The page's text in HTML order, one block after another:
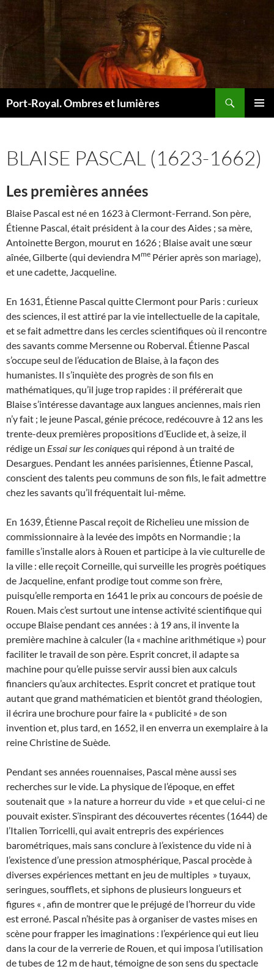
Port-Royal. Ombres et lumières
BLAISE PASCAL (1623-1662)
Les premières années
Blaise Pascal est né en 1623 à Clermont-Ferrand. Son père,
Étienne Pascal, était président à la cour des Aides ; sa mère,
Antoinette Bergon, mourut en 1626 ; Blaise avait une sœur
aînée, Gilberte (qui deviendra Mme Périer après son mariage),
et une cadette, Jacqueline.
En 1631, Étienne Pascal quitte Clermont pour Paris : curieux
des sciences, il est attiré par la vie intellectuelle de la capitale,
et se fait admettre dans les cercles scientifiques où il rencontre
des savants comme Mersenne ou Roberval. Étienne Pascal
s’occupe seul de l’éducation de Blaise, à la façon des
humanistes. Il s’inquiète des progrès de son fils en
mathématiques, qu’il juge trop rapides : il préférerait que
Blaise s’intéresse davantage aux langues anciennes, mais rien
n’y fait ; le jeune Pascal, génie précoce, redécouvre à 12 ans les
trente-deux premières propositions d’Euclide et, à seize, il
rédige un Essai sur les coniquesqui répond à un traité de
Desargues. Pendant les années parisiennes, Étienne Pascal,
conscient des talents peu communs de son fils, le fait admettre
chez les savants qu’il fréquentait lui-même.
En 1639, Étienne Pascal reçoit de Richelieu une mission de
commissionnaire à la levée des impôts en Normandie ; la
famille s’installe alors à Rouen et participe à la vie culturelle de
la ville : elle reçoit Corneille, qui surveille les progrès poétiques
de Jacqueline, enfant prodige tout comme son frère,
puisqu’elle remporta en 1641 le prix au concours de poésie de
Rouen. Mais c’est surtout une intense activité scientifique qui
occupe Blaise pendant ces années : à 19 ans, il invente la
première machine à calculer (la « machine arithmétique ») pour
faciliter le travail de son père. Esprit concret, il adapte sa
machine pour qu’elle puisse servir aussi bien aux calculs
financiers qu’aux architectes. Esprit concret et pratique tout
autant que grand mathématicien et bientôt grand théologien,
il écrira une brochure pour faire la « publicité » de son
invention et, plus tard, en 1652, il en enverra un exemplaire à la
reine Christine de Suède.
Pendant ses années rouennaises, Pascal mène aussi ses
recherches sur le vide. La physique de l’époque, en effet
soutenait que » la nature a horreur du vide » et que celui-ci ne
pouvait exister. S’inspirant des découvertes récentes (1644) de
l’Italien Torricelli, qui avait entrepris des expériences
barométriques, mais sans conclure à l’existence du vide ni à
l’existence d’une pression atmosphérique, Pascal procède à
diverses expériences mettant en jeu de multiples » tuyaux,
seringues, soufflets, et siphons de plusieurs longueurs et
figures « , afin de montrer que le préjugé de l’horreur du vide
est erroné. Pascal n’hésite pas à organiser de vastes mises en
scène pour frapper les imaginations : l’expérience qui eut lieu
dans la cour de la verrerie de Rouen, et qui imposa l’utilisation
de tubes de 12 m de haut, témoigne de son sens du spectacle